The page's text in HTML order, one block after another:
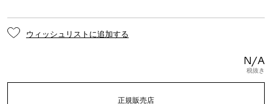
ウィッシュリストに追加する
N/A
税抜き
正規販売店